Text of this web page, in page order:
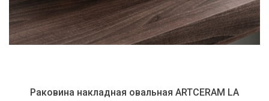
Раковина накладная овальная ARTCERAM LA